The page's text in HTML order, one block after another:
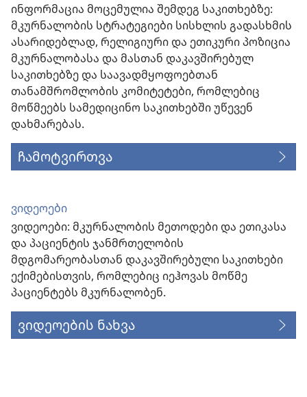
ინფორმაცია მოცემულია შემდეგ საკითხებზე:
მკურნალობის სტრატეგიები სისხლის გადასხმის
ასარიდებლად, რელიგიური და ეთიკური პოზიცია
მკურნალობასა და მასთან დაკავშირებულ
საკითხებზე და საავადმყოფოებთან
თანამშრომლობის კომიტეტები, რომლებიც
მოწმეებს სამედიცინო საკითხებში უწევენ
დახმარებას.
ჩამოტვირთვა
ვიდეოები
ვიდეოები: მკურნალობის მეთოდები და ეთიკასა
და პაციენტის ჯანმრთელობის
მდგომარეობასთან დაკავშირებული საკითხები
ექიმებისთვის, რომლებიც იეჰოვას მოწმე
პაციენტებს მკურნალობენ.
ვიდეოების ნახვა